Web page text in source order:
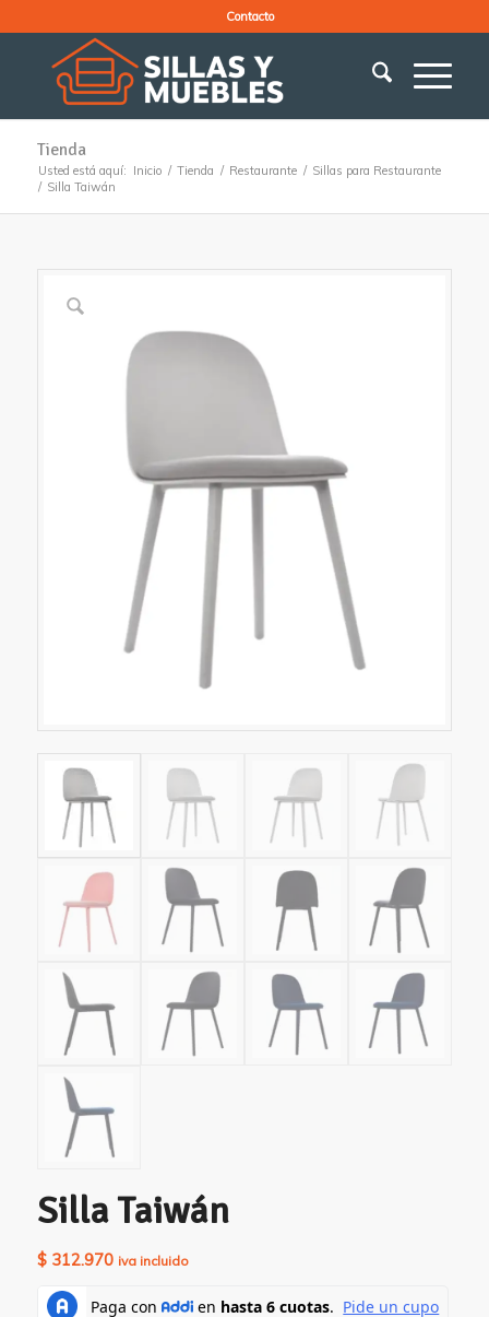
Contacto
Tienda
Usted está aquí: Inicio / Tienda / Restaurante / Sillas para Restaurante
/ Silla Taiwán
Silla Taiwán
$312.970 iva incluido